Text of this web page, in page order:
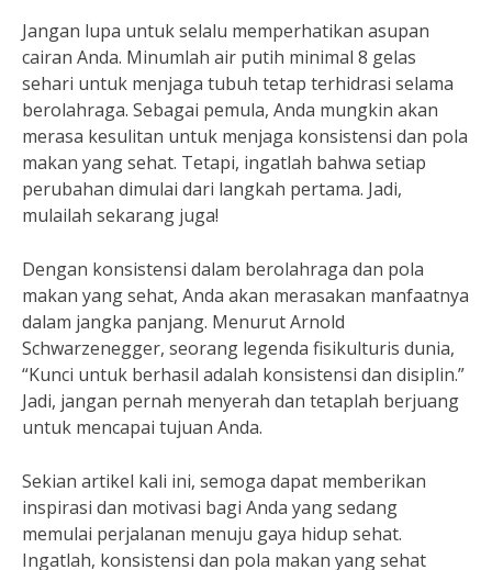
Jangan lupa untuk selalu memperhatikan asupan
cairan Anda. Minumlah air putih minimal 8 gelas
sehari untuk menjaga tubuh tetap terhidrasi selama
berolahraga. Sebagai pemula, Anda mungkin akan
merasa kesulitan untuk menjaga konsistensi dan pola
makan yang sehat. Tetapi, ingatlah bahwa setiap
perubahan dimulai dari langkah pertama. Jadi,
mulailah sekarang juga!
Dengan konsistensi dalam berolahraga dan pola
makan yang sehat, Anda akan merasakan manfaatnya
dalam jangka panjang. Menurut Arnold
Schwarzenegger, seorang legenda fisikulturis dunia,
“Kunci untuk berhasil adalah konsistensi dan disiplin.”
Jadi, jangan pernah menyerah dan tetaplah berjuang
untuk mencapai tujuan Anda.
Sekian artikel kali ini, semoga dapat memberikan
inspirasi dan motivasi bagi Anda yang sedang
memulai perjalanan menuju gaya hidup sehat.
Ingatlah, konsistensi dan pola makan yang sehat